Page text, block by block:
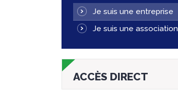
Je suis une entreprise
Je suis une association
ACCÈS DIRECT